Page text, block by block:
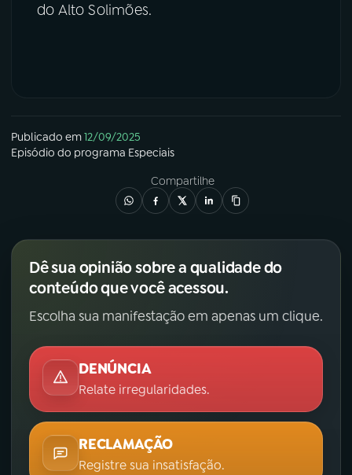
do Alto Solimões.
Publicado em12/09/2025
Episódio do programa Especiais
Compartilhe
Dê sua opinião sobre a qualidade do
conteúdo que você acessou.
Escolha sua manifestação em apenas um clique.
DENÚNCIA
Relate irregularidades.
RECLAMAÇÃO
Registre sua insatisfação.